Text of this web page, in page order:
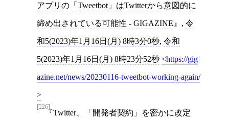
アプリの「Tweetbot」はTwitterから意図的に
締め出されている可能性 - GIGAZINE , 令
和5(2023)年1月16日(月) 8時3分0秒, 令和
5(2023)年1月16日(月) 8時23分52秒 https://gig
azine.net/news/20230116-tweetbot-working-again/
[226]
Twitter、「開発者契約」を密かに改定